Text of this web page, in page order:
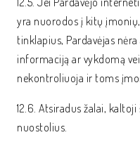
yra nuorodos į kitų
tinklapius, Pardavėjas
informaciją ar vykdomą
nekontroliuoja ir toms
12.6. Atsiradus žalai,
nuostolius.